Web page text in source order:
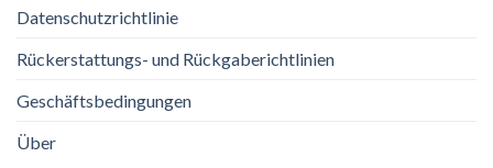
Datenschutzrichtlinie
Rückerstattungs- und Rückgaberichtlinien
Geschäftsbedingungen
Über